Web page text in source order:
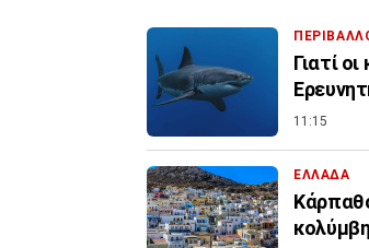
Γιατί
11:15
ΕΛΛΑΔΑ